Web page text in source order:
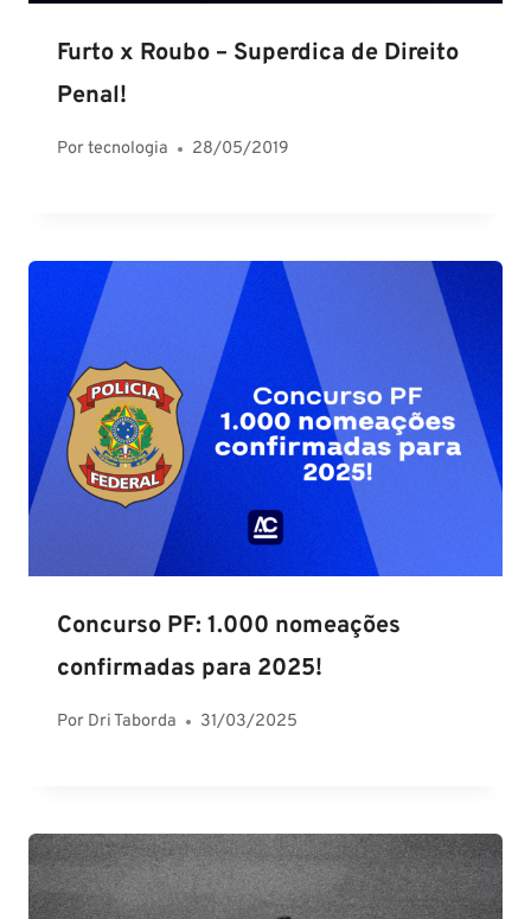
Furto x Roubo – Superdica de Direito
Penal!
Portecnologia 28/05/2019
Concurso PF: 1.000 nomeações
confirmadas para 2025!
Por Dri Taborda 31/03/2025